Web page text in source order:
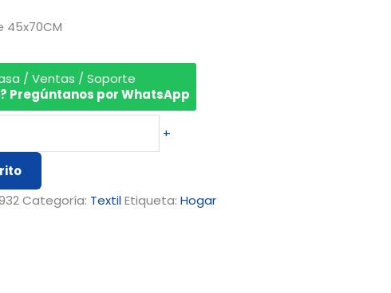
45x70CM
/ Ventas / Soporte
Pregúntanos por WhatsApp
+
Categoría: TextilEtiqueta:Hogar